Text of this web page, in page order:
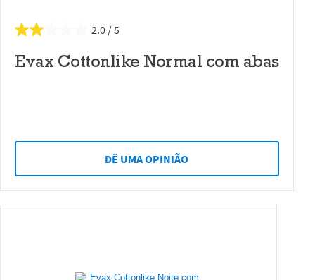
2.0
Evax Cottonlike Normal com abas
DÊ UMA OPINIÃO